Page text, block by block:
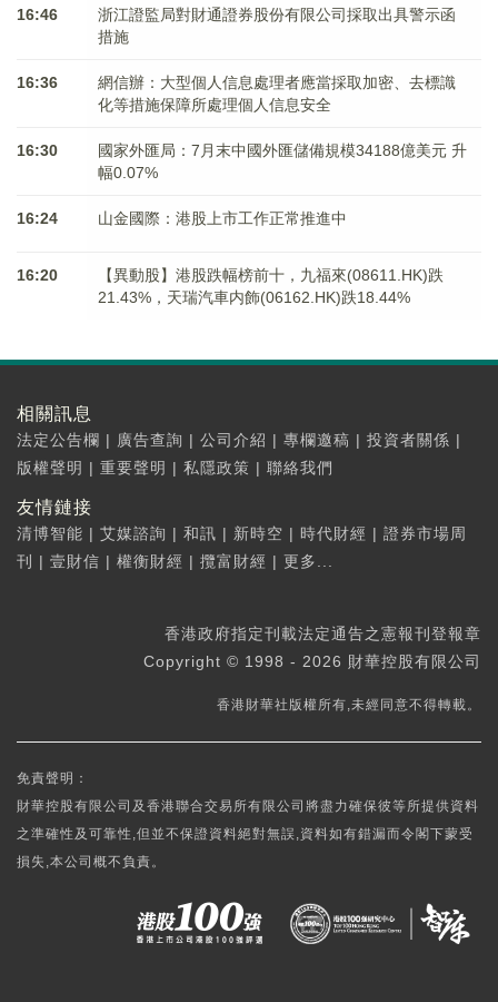
16:46
浙江證監局對財通證券股份有限公司採取出具警示函
措施
16:36
網信辦：大型個人信息處理者應當採取加密、去標識
化等措施保障所處理個人信息安全
16:30
國家外匯局：7月末中國外匯儲備規模34188億美元 升
幅0.07%
16:24 山金國際：港股上市工作正常推進中
16:20
【異動股】港股跌幅榜前十，九福來(08611.HK)跌
21.43%，天瑞汽車内飾(06162.HK)跌18.44%
相關訊息
法定公告欄 | 廣告查詢 | 公司介紹 | 專欄邀稿 | 投資者關係 |
版權聲明 | 重要聲明 | 私隱政策 | 聯絡我們
友情鏈接
清博智能 | 艾媒諮詢 | 和訊 | 新時空 | 時代財經 | 證券市場周
刊
| 壹財信 | 權衡財經 | 攬富財經 | 更多...
香港政府指定刊載法定通告之憲報刊登報章
Copyright © 1998 - 2026 財華控股有限公司
香港財華社版權所有,未經同意不得轉載。
免責聲明：
財華控股有限公司及香港聯合交易所有限公司將盡力確保彼等所提供資料
之準確性及可靠性,但並不保證資料絕對無誤,資料如有錯漏而令閣下蒙受
損失,本公司概不負責。